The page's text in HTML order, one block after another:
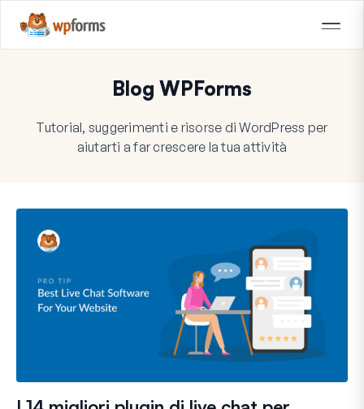
Blog WPForms
Tutorial, suggerimenti e risorse di WordPress per
aiutarti a far crescere la tua attività